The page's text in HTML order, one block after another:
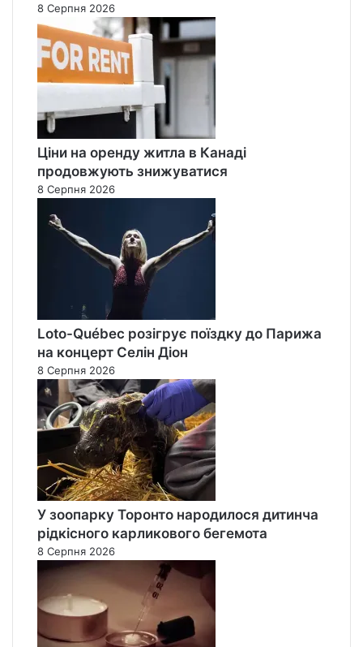
8 Серпня 2026
Ціни на оренду житла в Канаді
продовжують знижуватися
8 Серпня 2026
Loto-Québec розігрує поїздку до Парижа
на концерт Селін Діон
8 Серпня 2026
У зоопарку Торонто народилося дитинча
рідкісного карликового бегемота
8 Серпня 2026